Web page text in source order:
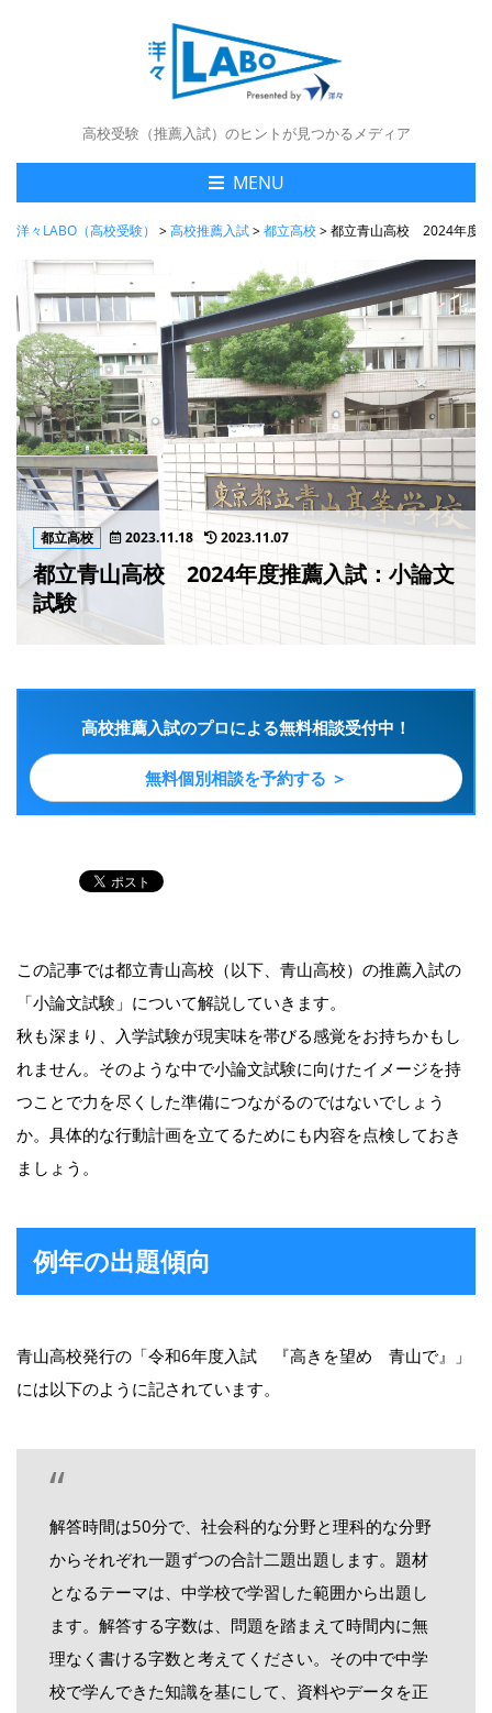
高校受験（推薦入試）のヒントが見つかるメディア
MENU
洋々LABO（高校受験） >高校推薦入試>都立高校>都立青山高校 2024年度
都立高校 2023.11.18 2023.11.07
都立青山高校 2024年度推薦入試：小論文
試験
高校推薦入試のプロによる無料相談受付中！
無料個別相談を予約する ＞
この記事では都立青山高校（以下、青山高校）の推薦入試の
「小論文試験」について解説していきます。
秋も深まり、入学試験が現実味を帯びる感覚をお持ちかもし
れません。そのような中で小論文試験に向けたイメージを持
つことで力を尽くした準備につながるのではないでしょう
か。具体的な行動計画を立てるためにも内容を点検しておき
ましょう。
例年の出題傾向
青山高校発行の「令和6年度入試 『高きを望め 青山で』」
には以下のように記されています。
解答時間は50分で、社会科的な分野と理科的な分野
からそれぞれ一題ずつの合計二題出題します。題材
となるテーマは、中学校で学習した範囲から出題し
ます。解答する字数は、問題を踏まえて時間内に無
理なく書ける字数と考えてください。その中で中学
校で学んできた知識を基にして、資料やデータを正